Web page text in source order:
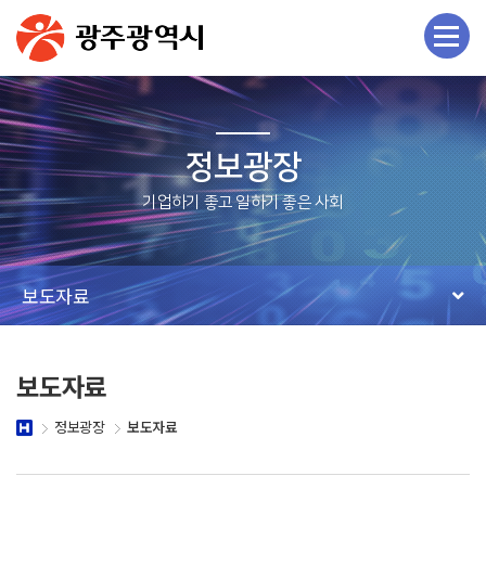
정보광장
보도자료
보도자료
정보광장 보도자료